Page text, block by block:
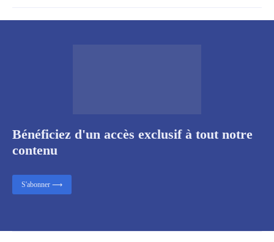
Bénéficiez d'un accès exclusif à tout notre
contenu
S'abonner ⟶